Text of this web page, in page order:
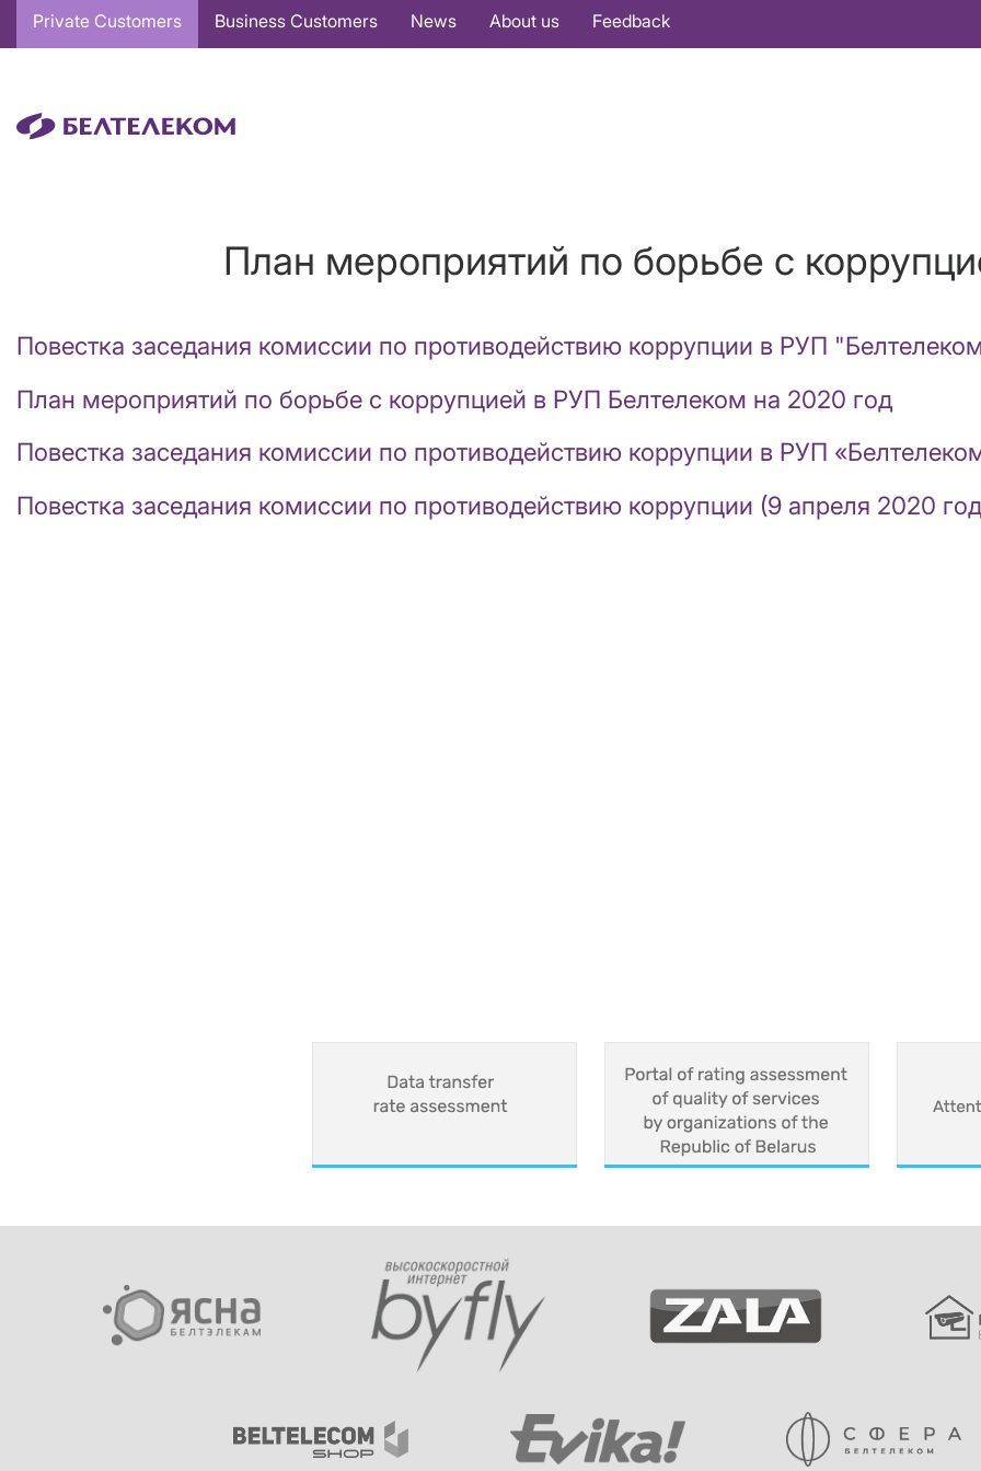
Основная
навигация
Private Customers Business Customers News About us Feedback
План мероприятий по борьбе с
Повестка заседания комиссии по противодействию коррупции в РУП
План мероприятий по борьбе с коррупцией в РУП Белтелеком на 2020 год
Повестка заседания комиссии по противодействию коррупции в РУП
Повестка заседания комиссии по противодействию коррупции (9 апреля 2020